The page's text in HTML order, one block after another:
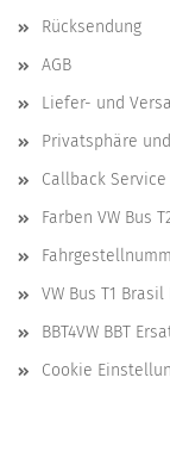
Rücksendung
AGB
Liefer- und
Privatsphäre
Callback Service
Farben VW Bus
VW Bus T1
BBT4VW BBT
Cookie